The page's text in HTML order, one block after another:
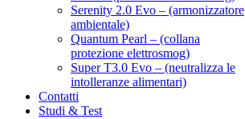
Serenity 2.0 Evo – (armonizzatore
ambientale)
Quantum Pearl – (collana
protezione elettrosmog)
Super T3.0 Evo – (neutralizza le
intolleranze alimentari)
Contatti
Studi & Test